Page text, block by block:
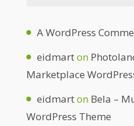
A WordPress
eidmarton
Marketplace
eidmarton Bela –
WordPress Theme